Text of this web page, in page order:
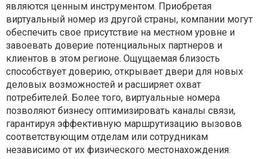
являются ценным инструментом. Приобретая
виртуальный номер из другой страны, компании могут
обеспечить свое присутствие на местном уровне и
завоевать доверие потенциальных партнеров и
клиентов в этом регионе. Ощущаемая близость
способствует доверию, открывает двери для новых
деловых возможностей и расширяет охват
потребителей. Более того, виртуальные номера
позволяют бизнесу оптимизировать каналы связи,
гарантируя эффективную маршрутизацию вызовов
соответствующим отделам или сотрудникам
независимо от их физического местонахождения.